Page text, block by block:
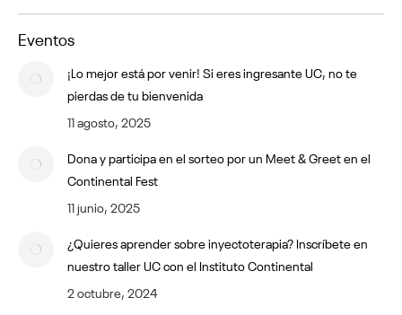
Eventos
¡Lo mejor está por venir! Si eres ingresante UC, no te
pierdas de tu bienvenida
11 agosto, 2025
Dona y participa en el sorteo por un Meet & Greet en el
Continental Fest
11 junio, 2025
¿Quieres aprender sobre inyectoterapia? Inscríbete en
nuestro taller UC con el Instituto Continental
2 octubre, 2024